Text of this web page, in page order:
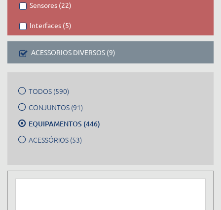
Sensores (22)
Interfaces (5)
ACESSORIOS DIVERSOS (9)
TODOS (590)
CONJUNTOS (91)
EQUIPAMENTOS (446)
ACESSÓRIOS (53)